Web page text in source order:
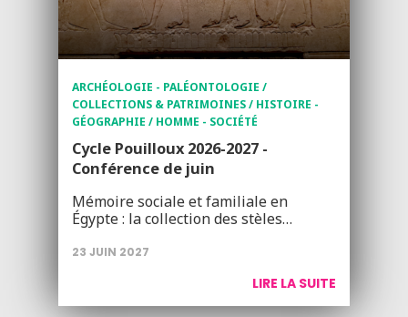
ARCHÉOLOGIE - PALÉONTOLOGIE /
COLLECTIONS & PATRIMOINES / HISTOIRE -
GÉOGRAPHIE / HOMME - SOCIÉTÉ
Cycle Pouilloux 2026-2027 -
Conférence de juin
Mémoire sociale et familiale en
Égypte : la collection des stèles…
23 JUIN 2027
LIRE LA SUITE